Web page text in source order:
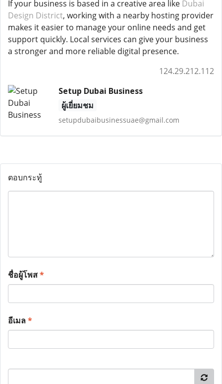
If your business is based in a creative area like Dubai
Design District, working with a nearby hosting provider
makes it easier to manage your online needs and get
support quickly. Local services can give your business
a stronger and more reliable digital presence.
124.29.212.112
Setup Dubai Business
ผู้เยี่ยมชม
setupdubaibusinessuae@gmail.com
ตอบกระทู้
ชื่อผู้โพส*
อีเมล*